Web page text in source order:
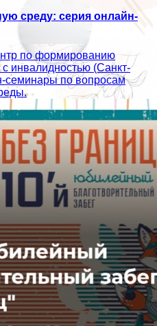
среду: серия онлайн-
по формированию
инвалидностью (Санкт-
семинары по вопросам